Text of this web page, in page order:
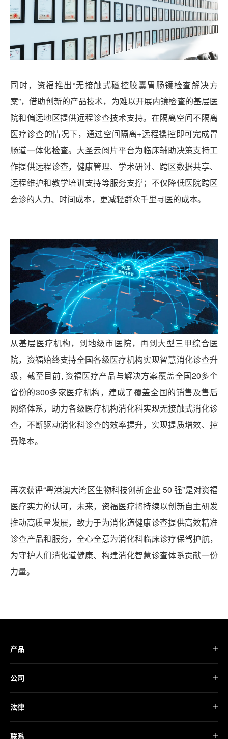
同时，资福推出“无接触式磁控胶囊胃肠镜检查解决方
案”，借助创新的产品技术，为难以开展内镜检查的基层医
院和偏远地区提供远程诊查技术支持。在隔离空间不隔离
医疗诊查的情况下，通过空间隔离+远程操控即可完成胃
肠道一体化检查。大圣云阅片平台为临床辅助决策支持工
作提供远程诊查，健康管理、学术研讨、跨区数据共享、
远程维护和教学培训支持等服务支撑；不仅降低医院跨区
会诊的人力、时间成本，更减轻群众千里寻医的成本。
从基层医疗机构，到地级市医院，再到大型三甲综合医
院，资福始终支持全国各级医疗机构实现智慧消化诊查升
级，截至目前, 资福医疗产品与解决方案覆盖全国20多个
省份的300多家医疗机构，建成了覆盖全国的销售及售后
网络体系，助力各级医疗机构消化科实现无接触式消化诊
查，不断驱动消化科诊查的效率提升，实现提质增效、控
费降本。
再次获评“粤港澳大湾区生物科技创新企业 50 强”是对资福
医疗实力的认可，未来，资福医疗将持续以创新自主研发
推动高质量发展，致力于为消化道健康诊查提供高效精准
诊查产品和服务，全心全意为消化科临床诊疗保驾护航，
为守护人们消化道健康、构建消化智慧诊查体系贡献一份
力量。
产品
公司
法律
联系